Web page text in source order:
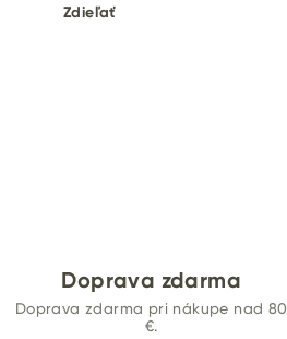
Zdieľať
Doprava zdarma
Doprava zdarma pri nákupe nad 80
€.